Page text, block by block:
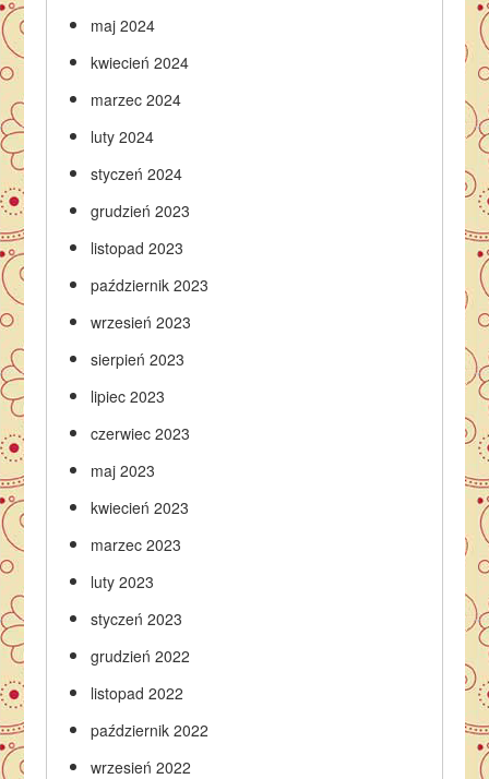
maj 2024
kwiecień 2024
marzec 2024
luty 2024
styczeń 2024
grudzień 2023
listopad 2023
październik 2023
wrzesień 2023
sierpień 2023
lipiec 2023
czerwiec 2023
maj 2023
kwiecień 2023
marzec 2023
luty 2023
styczeń 2023
grudzień 2022
listopad 2022
październik 2022
wrzesień 2022